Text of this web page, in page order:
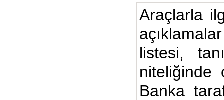
Araçlarla
listesi,
niteliğinde
Banka